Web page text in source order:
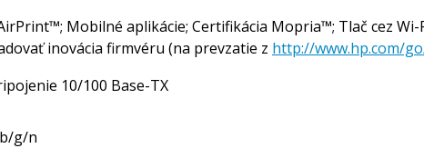
Mobilné aplikácie; Certifikácia Mopria™; Tlač cez
inovácia firmvéru (na prevzatie z http://www.hp.com/
10/100 Base-TX
g/n